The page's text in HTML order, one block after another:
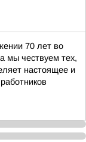
70 лет во
мы чествуем тех,
настоящее и